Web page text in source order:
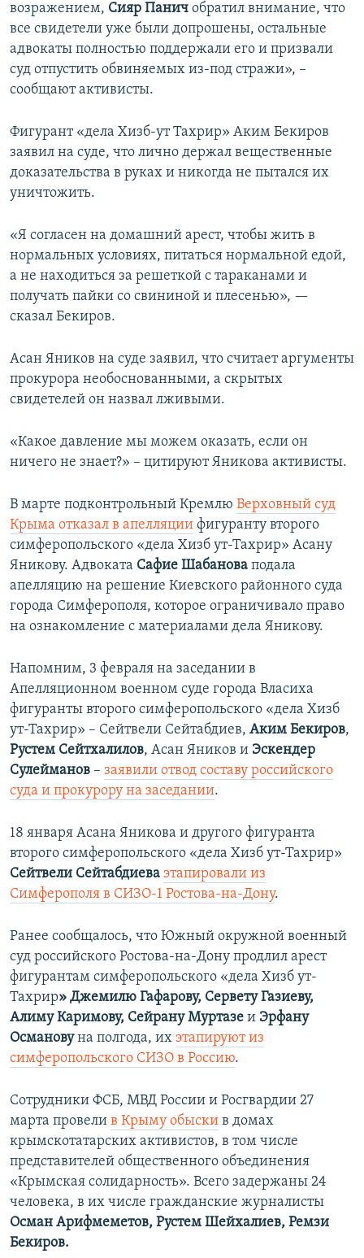
возражением, Сияр Панич обратил внимание, что
все свидетели уже были допрошены, остальные
адвокаты полностью поддержали его и призвали
суд отпустить обвиняемых из-под стражи», –
сообщают активисты.
Фигурант «дела Хизб-ут Тахрир» Аким Бекиров
заявил на суде, что лично держал вещественные
доказательства в руках и никогда не пытался их
уничтожить.
«Я согласен на домашний арест, чтобы жить в
нормальных условиях, питаться нормальной едой,
а не находиться за решеткой с тараканами и
получать пайки со свининой и плесенью», —
сказал Бекиров.
Асан Яников на суде заявил, что считает аргументы
прокурора необоснованными, а скрытых
свидетелей он назвал лживыми.
«Какое давление мы можем оказать, если он
ничего не знает?» – цитируют Яникова активисты.
В марте подконтрольный Кремлю Верховный суд
Крыма отказал в апелляции фигуранту второго
симферопольского «дела Хизб ут-Тахрир» Асану
Яникову. Адвоката Сафие Шабанова подала
апелляцию на решение Киевского районного суда
города Симферополя, которое ограничивало право
на ознакомление с материалами дела Яникову.
Напомним, 3 февраля на заседании в
Апелляционном военном суде города Власиха
фигуранты второго симферопольского «дела Хизб
ут-Тахрир» – Сейтвели Сейтабдиев, Аким Бекиров,
Рустем Сейтхалилов, Асан Яников и Эскендер
Сулейманов – заявили отвод составу российского
суда и прокурору на заседании.
18 января Асана Яникова и другого фигуранта
второго симферопольского «дела Хизб ут-Тахрир»
Сейтвели Сейтабдиева этапировали из
Симферополя в СИЗО-1 Ростова-на-Дону.
Ранее сообщалось, что Южный окружной военный
суд российского Ростова-на-Дону продлил арест
фигурантам симферопольского «дела Хизб ут-
Тахрир» Джемилю Гафарову, Сервету Газиеву,
Алиму Каримову, Сейрану Муртазе и Эрфану
Османовуна полгода, их этапируют из
симферопольского СИЗО в Россию.
Сотрудники ФСБ, МВД России и Росгвардии 27
марта провели в Крыму обыски в домах
крымскотатарских активистов, в том числе
представителей общественного объединения
«Крымская солидарность». Всего задержаны 24
человека, в их числе гражданские журналисты
Осман Арифмеметов, Рустем Шейхалиев, Ремзи
Бекиров.